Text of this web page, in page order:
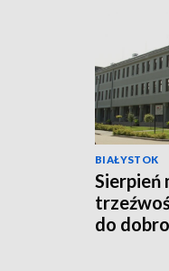
BIAŁYSTOK
Sierpień
do